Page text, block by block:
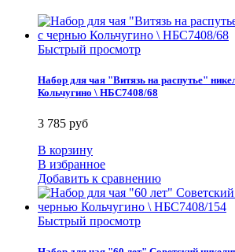
Быстрый просмотр
Набор для чая "Витязь на распутье"
Кольчугино \ НБС7408/68
3 785 руб
В корзину
В избранное
Добавить к сравнению
Быстрый просмотр